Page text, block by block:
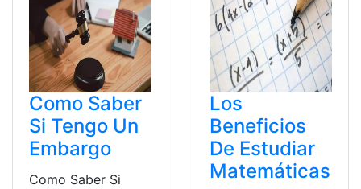
Como Saber
Si Tengo Un
Embargo
Como Saber Si
Los
Beneficios
De Estudiar
Matemáticas